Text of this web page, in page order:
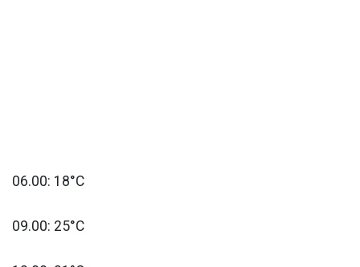
06.00: 18°C
09.00: 25°C